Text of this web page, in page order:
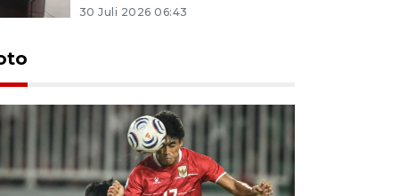
30 Juli 2026 06:43